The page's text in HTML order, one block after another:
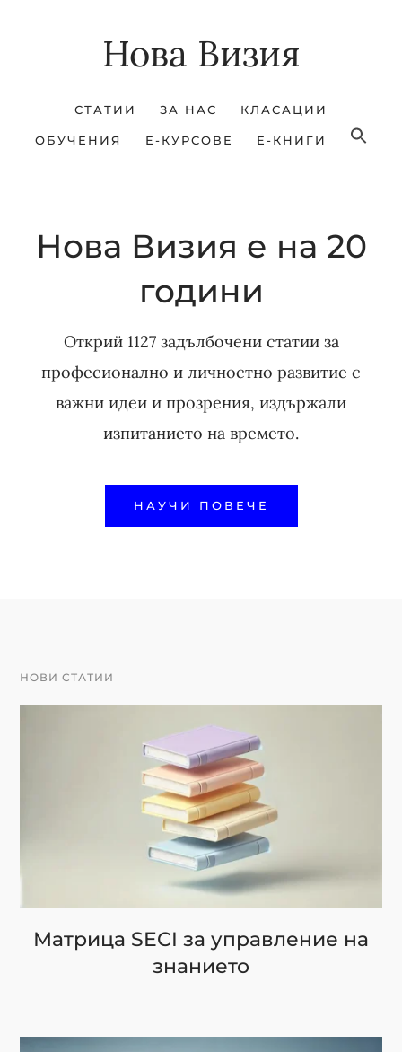
Нова Визия
СТАТИИ ЗА НАС КЛАСАЦИИ
ОБУЧЕНИЯ Е-КУРСОВЕ Е-КНИГИ
Нова Визия е на 20
години
Открий 1127 задълбочени статии за
професионално и личностно развитие с
важни идеи и прозрения, издържали
изпитанието на времето.
НАУЧИ ПОВЕЧЕ
НОВИ СТАТИИ
Матрица SECI за управление на
знанието